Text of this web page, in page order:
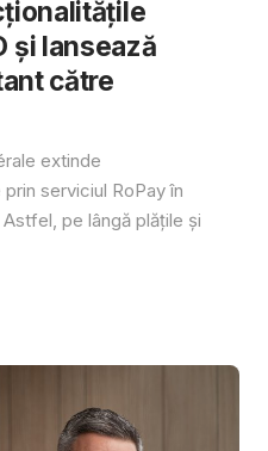
și lansează
către
extinde
serviciul RoPay în
pe lângă plățile și